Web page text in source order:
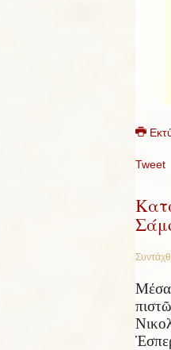
Tweet
πιστῶ
Ἑ